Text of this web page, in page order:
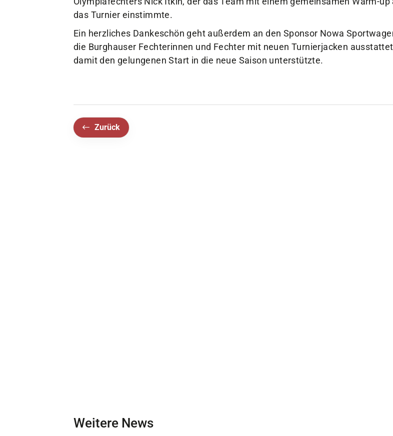
das Turnier einstimmte.
Ein herzliches Dankeschön geht außerdem an den Sponsor Nowa
die Burghauser Fechterinnen und Fechter mit neuen Turnierjacken
damit den gelungenen Start in die neue Saison unterstützte.
Zurück
Weitere News